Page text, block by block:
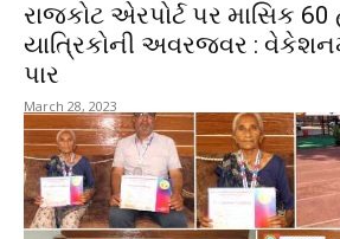
રાજકોટ એરપોર્ટ પર માસિક
યાત્રિકોની અવરજવર :
પાર
March 28, 2023